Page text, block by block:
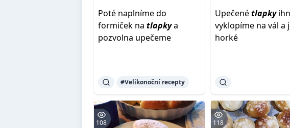
Poté naplníme do
formiček na tlapkya
pozvolna upečeme
#Velikonoční recepty
Upečenétlapky
vyklopíme na vál a
horké
108 118